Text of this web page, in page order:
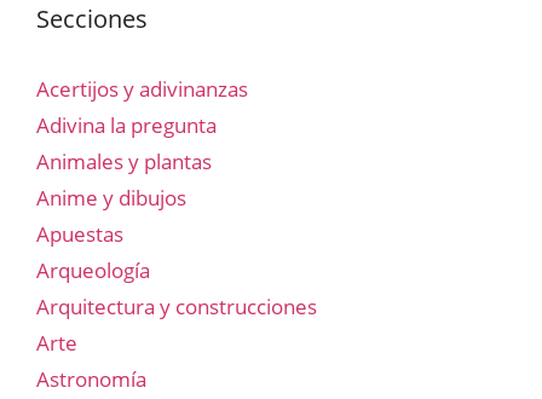
Secciones
Acertijos y adivinanzas
Adivina la pregunta
Animales y plantas
Anime y dibujos
Apuestas
Arqueología
Arquitectura y construcciones
Arte
Astronomía